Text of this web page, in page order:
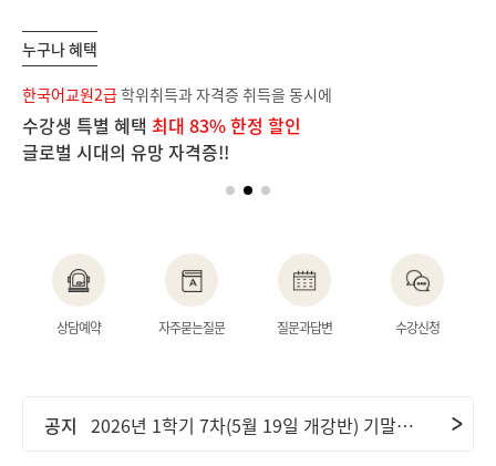
누구나 혜택
한국어교원2급학위취득과 자격증 취득을 동시에
수강생 특별 혜택 최대 83% 한정 할인
글로벌 시대의 유망 자격증!!
상담예약 자주묻는질문 질문과답변 수강신청
공지 2026년 2학기 1차(6월 9일 개강반) 중간고사 기간 안내 및 ..
공지 2026년 1학기 7차(5월 19일 개강반) 기말고사 기간 안내 및..